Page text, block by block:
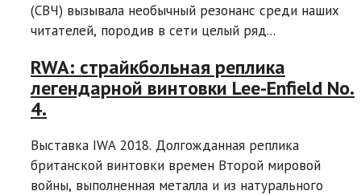
(СВЧ) вызывала необычный резонанс среди наших
читателей, породив в сети целый ряд...
RWA: страйкбольная реплика
легендарной винтовки Lee-Enfield No.
4.
Выставка IWA 2018. Долгожданная реплика
британской винтовки времен Второй мировой
войны, выполненная металла и из натурального